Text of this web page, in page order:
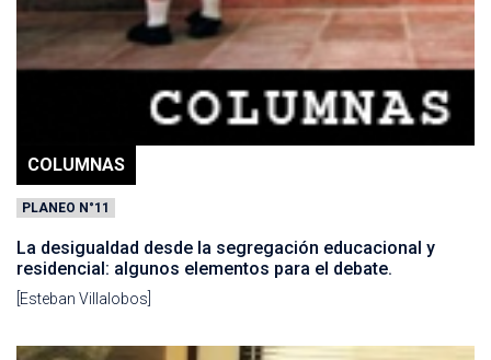
COLUMNAS
PLANEO N°11
La desigualdad desde la segregación educacional y
residencial: algunos elementos para el debate.
[Esteban Villalobos]